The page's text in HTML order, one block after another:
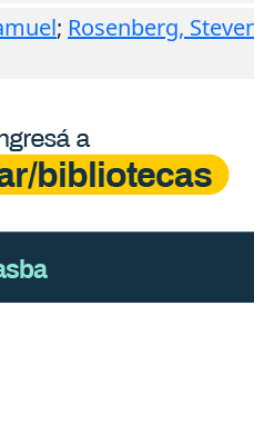
; Rosenberg,